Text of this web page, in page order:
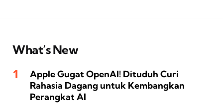
What’s New
Apple Gugat OpenAI! Dituduh Curi
Rahasia Dagang untuk Kembangkan
Perangkat AI